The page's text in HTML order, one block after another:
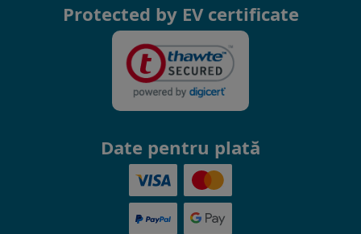
Protected by EV certificate
Date pentru plată